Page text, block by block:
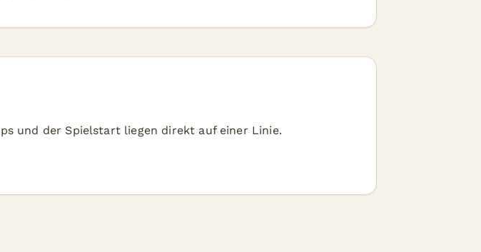
und der Spielstart liegen direkt auf einer Linie.